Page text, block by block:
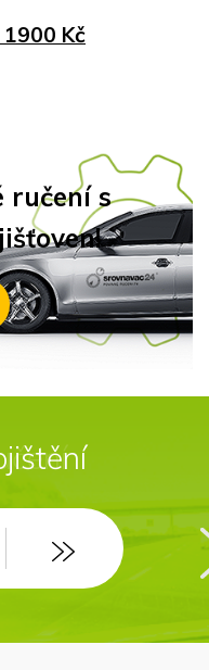
Kč
ručení s